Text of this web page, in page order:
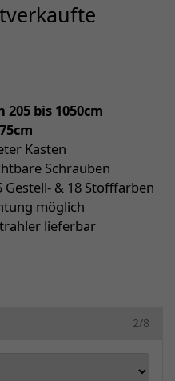
bis 1050cm
Kasten
Schrauben
Gestell- & 18 Stofffarben
möglich
lieferbar
2/8